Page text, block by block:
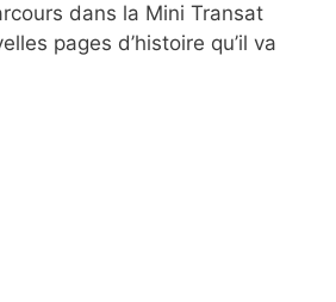
dans la Mini Transat
pages d’histoire qu’il va